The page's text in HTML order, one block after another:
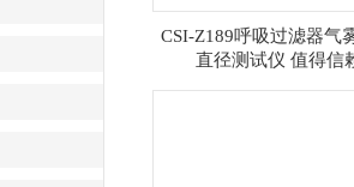
CSI-Z189呼吸过滤器气
直径测试仪 值得信